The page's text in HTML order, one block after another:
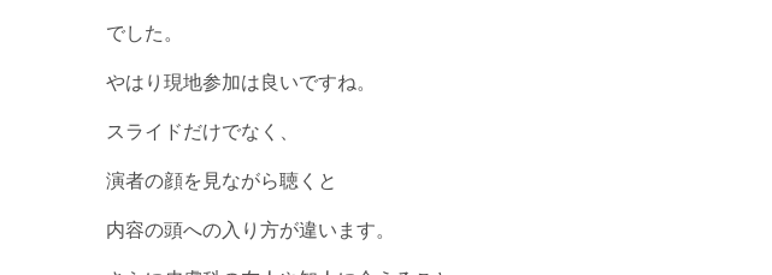
でした。
やはり現地参加は良いですね。
スライドだけでなく、
演者の顔を見ながら聴くと
内容の頭への入り方が違います。